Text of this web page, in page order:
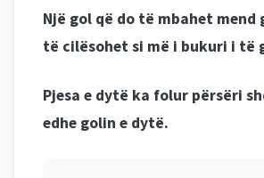
Një gol që do të mbahet
të cilësohet si më i bukuri i të
Pjesa e dytë ka folur përsëri
edhe golin e dytë.